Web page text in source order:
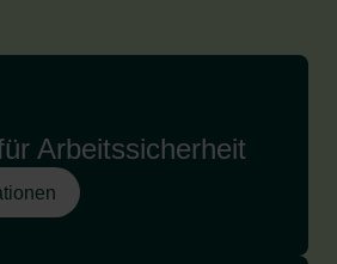
Arbeitssicherheit